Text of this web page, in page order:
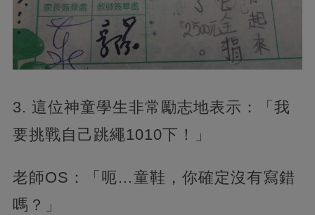
3. 這位神童學生非常勵志地表示：「我
要挑戰自己跳繩1010下！」
老師OS：「呃…童鞋，你確定沒有寫錯
嗎？」